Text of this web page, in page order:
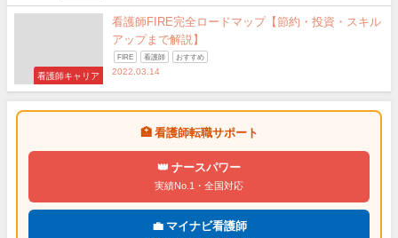
看護師キャリア
看護師FIRE完全ロードマップ【節約・投資・スキル
アップまで解説】
FIRE 看護師 おすすめ
2022.03.14
🏥 看護師転職サポート
👑 ナースパワー
実績No.1・全国対応
💼 マイナビ看護師